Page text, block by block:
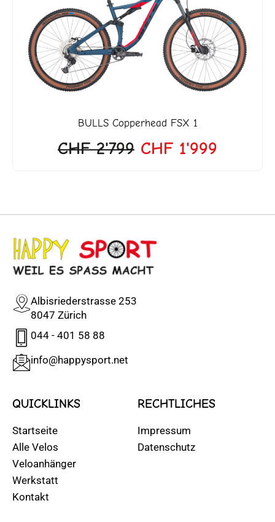
BULLSCopperhead FSX 1
CHF2'799
war:
CHF 2'799
CHF 1'999
ist:
CHF
Albisriederstrasse 253
8047 Zürich
044 - 401 58 88
info@happysport.net
QUICKLINKS
Startseite
Alle Velos
Veloanhänger
Werkstatt
Kontakt
RECHTLICHES
Impressum
Datenschutz